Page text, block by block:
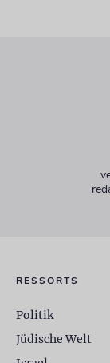
RESSORTS
Politik
Jüdische Welt